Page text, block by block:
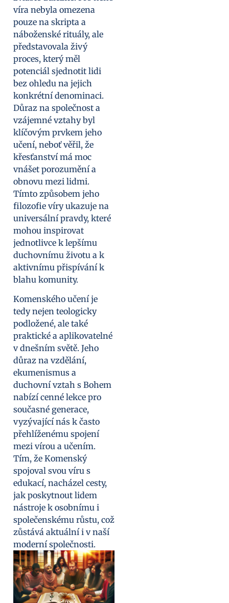
víra nebyla omezena
pouze na skripta a
náboženské rituály, ale
představovala živý
proces, který měl
potenciál sjednotit lidi
bez ohledu na jejich
konkrétní denominaci.
Důraz na společnost a
vzájemné vztahy byl
klíčovým prvkem jeho
učení, neboť věřil, že
křesťanství má moc
vnášet porozumění a
obnovu mezi lidmi.
Tímto způsobem jeho
filozofie víry ukazuje na
universální pravdy, které
mohou inspirovat
jednotlivce k lepšímu
duchovnímu životu a k
aktivnímu přispívání k
blahu komunity.
Komenského učení je
tedy nejen teologicky
podložené, ale také
praktické a aplikovatelné
v dnešním světě. Jeho
důraz na vzdělání,
ekumenismus a
duchovní vztah s Bohem
nabízí cenné lekce pro
současné generace,
vyzývající nás k často
přehlíženému spojení
mezi vírou a učením.
Tím, že Komenský
spojoval svou víru s
edukací, nacházel cesty,
jak poskytnout lidem
nástroje k osobnímu i
společenskému růstu, což
zůstává aktuální i v naší
moderní společnosti.